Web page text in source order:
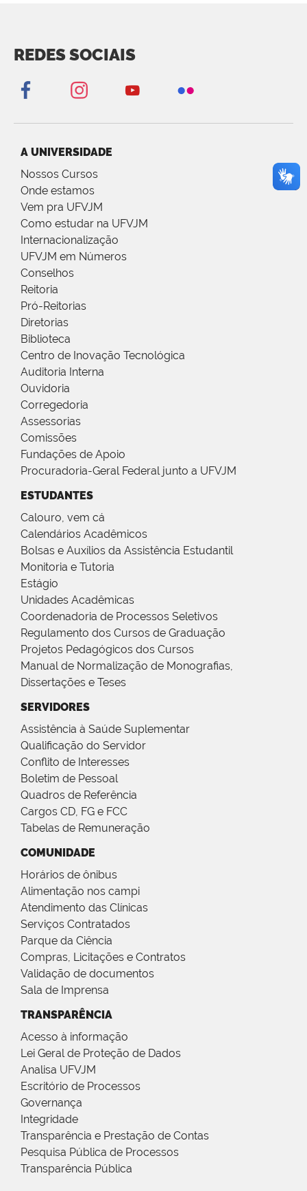
REDES SOCIAIS
A UNIVERSIDADE
Nossos Cursos
Onde estamos
Vem pra UFVJM
Como estudar na UFVJM
Internacionalização
UFVJM em Números
Conselhos
Reitoria
Pró-Reitorias
Diretorias
Biblioteca
Centro de Inovação Tecnológica
Auditoria Interna
Ouvidoria
Corregedoria
Assessorias
Comissões
Fundações de Apoio
Procuradoria-Geral Federal junto a UFVJM
ESTUDANTES
Calouro, vem cá
Calendários Acadêmicos
Bolsas e Auxílios da Assistência Estudantil
Monitoria e Tutoria
Estágio
Unidades Acadêmicas
Coordenadoria de Processos Seletivos
Regulamento dos Cursos de Graduação
Projetos Pedagógicos dos Cursos
Manual de Normalização de Monografias,
Dissertações e Teses
SERVIDORES
Assistência à Saúde Suplementar
Qualificação do Servidor
Conflito de Interesses
Boletim de Pessoal
Quadros de Referência
Cargos CD, FG e FCC
Tabelas de Remuneração
COMUNIDADE
Horários de ônibus
Alimentação nos campi
Atendimento das Clínicas
Serviços Contratados
Parque da Ciência
Compras, Licitações e Contratos
Validação de documentos
Sala de Imprensa
TRANSPARÊNCIA
Acesso à informação
Lei Geral de Proteção de Dados
Analisa UFVJM
Escritório de Processos
Governança
Integridade
Transparência e Prestação de Contas
Pesquisa Pública de Processos
Transparência Pública